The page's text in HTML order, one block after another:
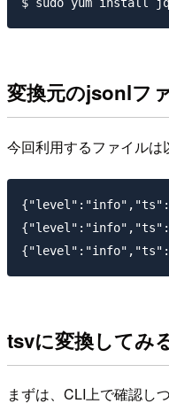
変換元のjsonlフ
今回利用するファイルは
tsvに変換してみ
まずは、CLI上で確認し